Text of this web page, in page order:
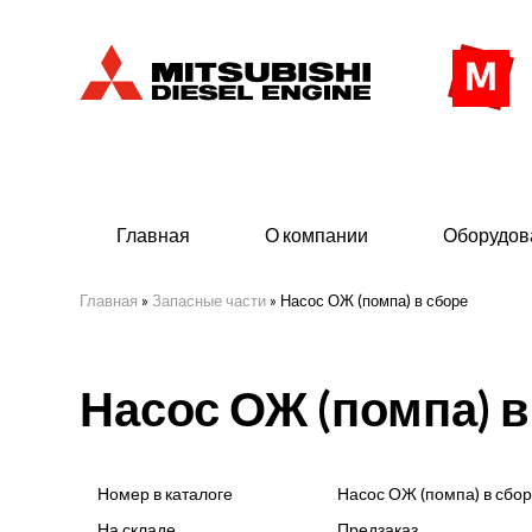
Главная О компании
- Индустриального исполнения
-
-
(380
Главная » Запасные части » Насос ОЖ (помпа) в сборе
Насос ОЖ (помпа)
Номер в каталоге
Насос ОЖ (помпа) в